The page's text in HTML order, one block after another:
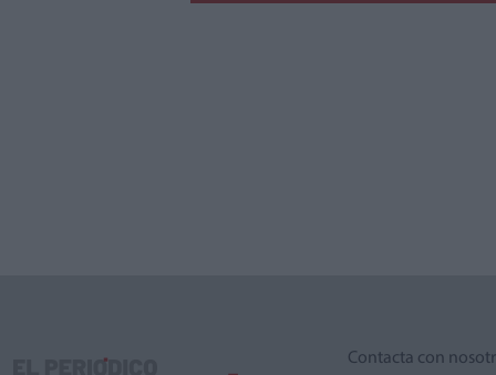
Contacta con